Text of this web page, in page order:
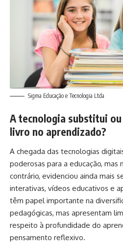
Sigma Educação e Tecnologia Ltda
A tecnologia substitui
livro no aprendizado?
A chegada das tecnologias
poderosas para a educação, mas
contrário, evidenciou ainda mais
interativas, vídeos educativos e
têm papel importante na
pedagógicas, mas apresentam
respeito à profundidade do
pensamento reflexivo.